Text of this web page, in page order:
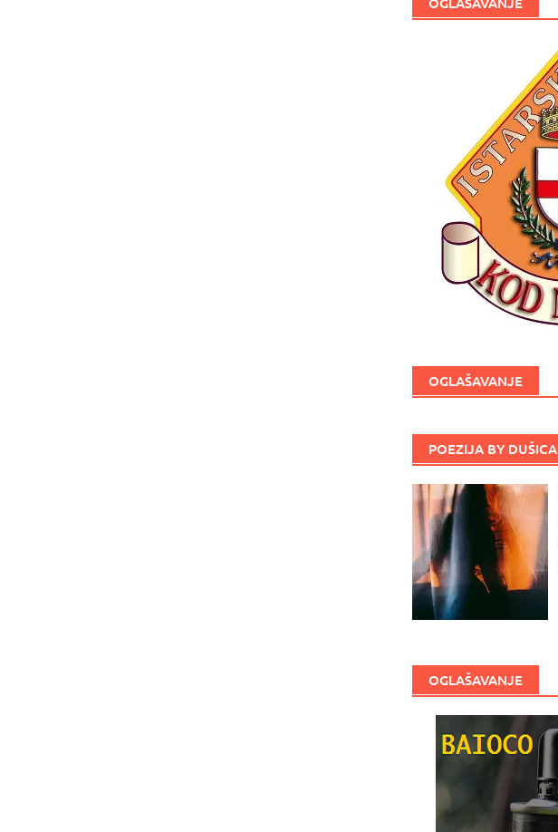
OGLAŠAVANJE
POEZIJA BY DUŠICA
OGLAŠAVANJE